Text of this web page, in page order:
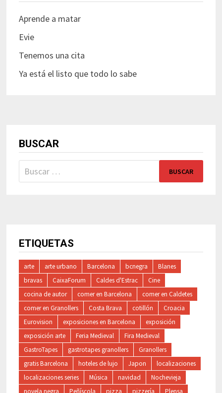
Aprende a matar
Evie
Tenemos una cita
Ya está el listo que todo lo sabe
BUSCAR
Buscar:
ETIQUETAS
arte arte urbano Barcelona bcnegra
Blanes
bravas
CaixaForum Caldes d'Estrac
Cine
cocina de autor
comer en Barcelona
comer en Caldetes
comer en Granollers
Costa Brava cotillón
Croacia
Eurovision
exposiciones en Barcelona
exposición
exposición arte
Feria Medieval
Fira Medieval
GastroTapes
gastrotapes granollers
Granollers
gratis Barcelona
hoteles de lujo Japon
localizaciones
localizaciones series
Música navidad
Nochevieja